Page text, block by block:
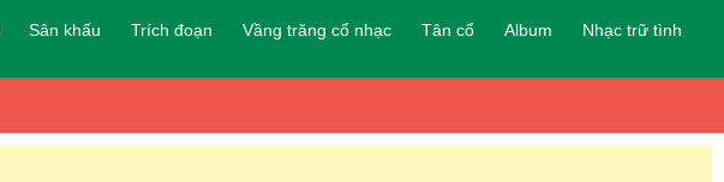
Sân khấu Trích đoạn Vầng trăng cổ nhạc Tân cổ Album Nhạc trữ tình